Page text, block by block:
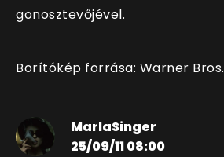
gonosztevőjével.
Borítókép forrása: Warner Bros.
MarlaSinger
25/09/11 08:00